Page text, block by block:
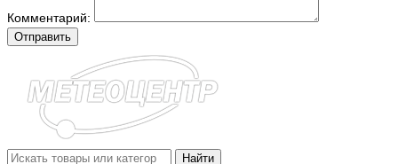
Комментарий:
Отправить
Найти